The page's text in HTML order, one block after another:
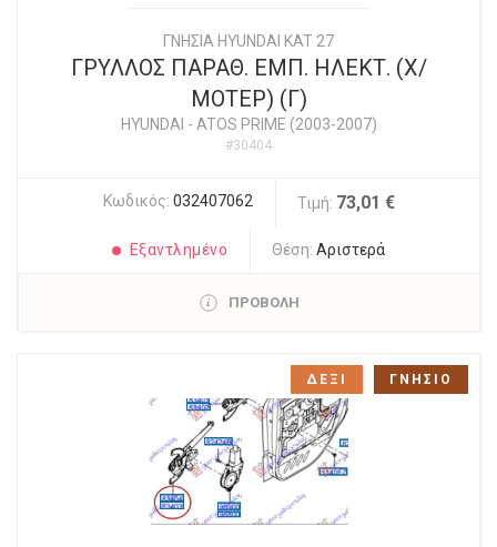
ΓΝΗΣΙΑ HYUNDAI KAT 27
ΓΡΥΛΛΟΣ ΠΑΡΑΘ. ΕΜΠ. ΗΛΕΚΤ. (Χ/
ΜΟΤΕΡ) (Γ)
HYUNDAI - ATOS PRIME (2003-2007)
#30404
Κωδικός: 032407062 Τιμή: 73,01 €
Εξαντλημένο Θέση:Αριστερά
ΠΡΟΒΟΛΗ
ΔΕΞΙ ΓΝΗΣΙΟ